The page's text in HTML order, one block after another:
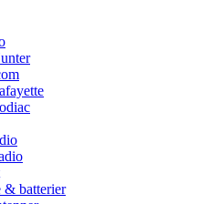
& batterier